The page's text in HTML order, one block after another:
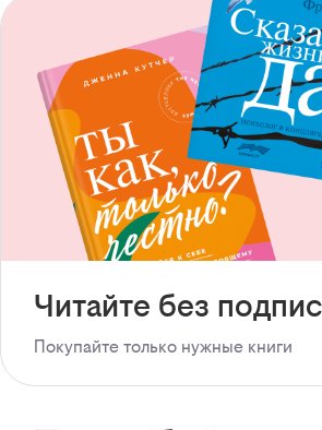
Читайте без
Покупайте только нужные книги